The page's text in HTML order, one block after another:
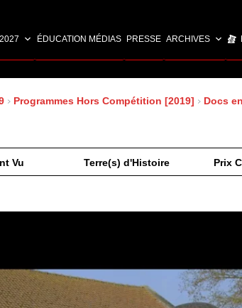
ÉDUCATION MÉDIAS PRESSE ARCHIVES
› Programmes Hors Compétition [2019] › Docs
Vu Terre(s) d'Histoire Prix